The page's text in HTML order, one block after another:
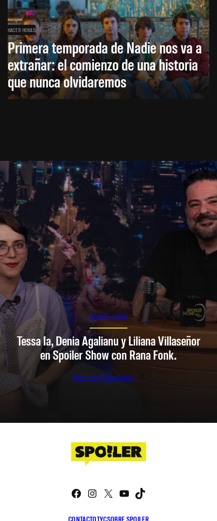
HACE 6 HORAS
Primera temporada de Nadie nos va a
extrañar: el comienzo de una historia
que nunca olvidaremos
SPOILER SHOW
Tessa Ia, Denia Agalianu y Liliana Villaseñor
en Spoiler Show con Rana Fonk.
Ver en Youtube
CONTACTOTYCSOBRE SPOILER
Facebook
Instagram
X YouTube